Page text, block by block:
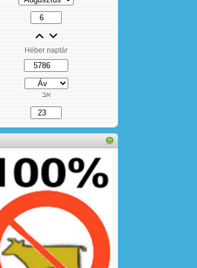
Héber naptár
אב